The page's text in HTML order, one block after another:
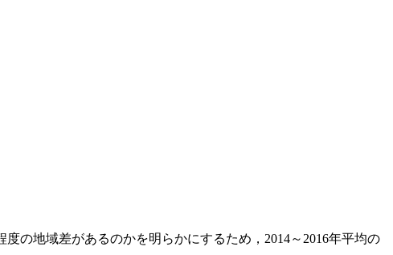
の地域差があるのかを明らかにするため，2014～2016年平均の